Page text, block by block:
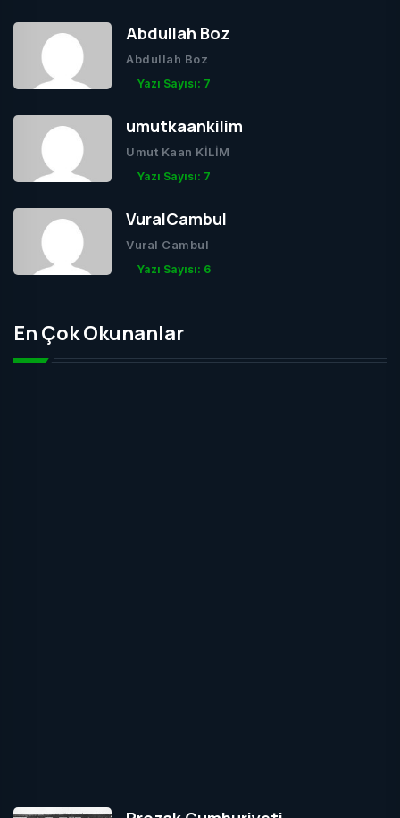
Abdullah Boz
Abdullah Boz
Yazı Sayısı: 7
umutkaankilim
Umut Kaan KİLİM
Yazı Sayısı: 7
VuralCambul
Vural Cambul
Yazı Sayısı: 6
En Çok Okunanlar